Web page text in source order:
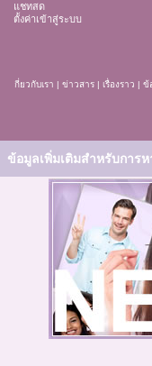
แชทสด
ตั้งค่าเข้าสู่ระบบ
กี่ยวกับเรา | ข่าวสาร| เรื่องราว | ข้
ข้อมูลเพิ่มเติมสำหรับการ